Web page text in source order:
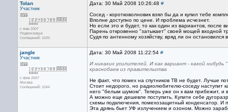
Tolan
Участник
с мар 2007
Подмосковье
Сообщений: 1020
Дата: 30 Май 2008 10:26:48 #
Сосед - коротковолновик взял бы да и купил тебе
Вполне доступно по цене. И проблема исчезнет.
Но если это и будет, то как один из вариантов, после
Парень откровенно "затыкает" своей мощей входной
Судя по антенному хозяйству, вряд ли он
jangle
Участник
с фев 2007
Москва
Сообщений: 1044
Дата: 30 Май 2008 11:22:54 #
И никаких усилителей. И как вариант - какой
краснобаев из правительства
Не факт, что помех на спутников ТВ не будет. Лучше
Стоит недорого, но радиолюбителю-соседу наступит
него "белым шумом". Теперь уже он к вам прибежит, и
А можно еще дешевле поступить. Купите себе
схемы подключения, помехозащитный конденсатор. И
Эта дрянь бьет УФ излучением и озоном. Можно